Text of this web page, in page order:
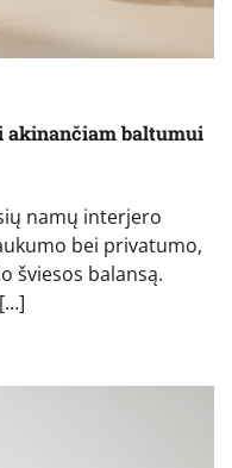
akinančiam baltumui
namų interjero
bei privatumo,
šviesos balansą.